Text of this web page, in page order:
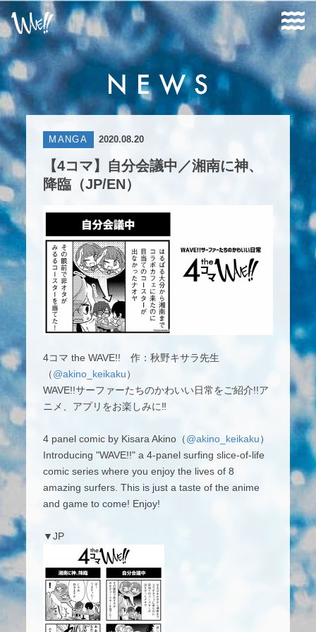
MANGA 2020.08.20
【4コマ】自分会議中／湘南に神、
降臨（JP/EN）
4コマ the WAVE!! 作：秋野キサラ先生
（@akino_keikaku）
WAVE!!サーファーたちのかわいい日常をご紹介!!ア
ニメ、アプリをお楽しみに‼️
4 panel comic by Kisara Akino（@akino_keikaku）
Introducing "WAVE!!" a 4-panel surfing slice-of-life
comic series where you enjoy the lives of 8
amazing surfers. This is just a taste of the anime
and game to come! Enjoy!
▼JP